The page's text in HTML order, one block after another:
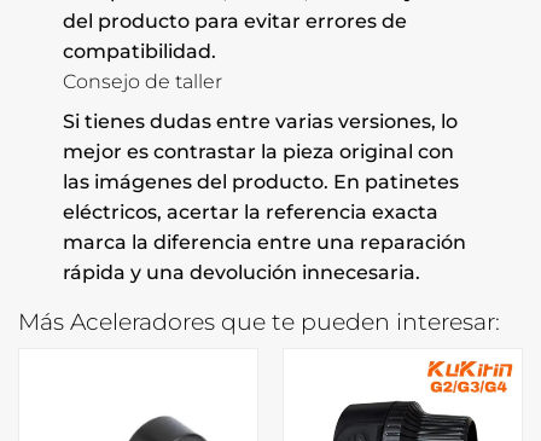
del producto para evitar errores de
compatibilidad.
Consejo de taller
Si tienes dudas entre varias versiones, lo
mejor es contrastar la pieza original con
las imágenes del producto. En patinetes
eléctricos, acertar la referencia exacta
marca la diferencia entre una reparación
rápida y una devolución innecesaria.
Más Aceleradores que te pueden interesar: